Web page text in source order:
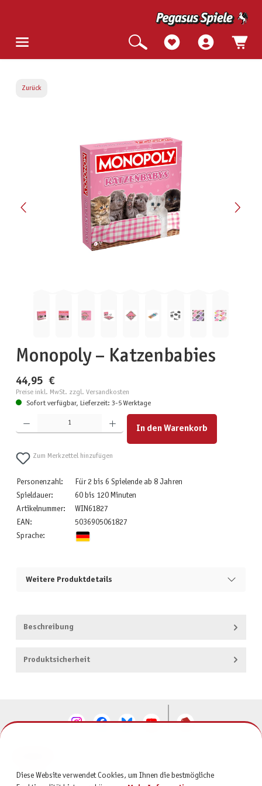
Zurück
Monopoly – Katzenbabies
44,95 €
Preise inkl. MwSt. zzgl. Versandkosten
Sofort verfügbar, Lieferzeit: 3-5 Werktage
Produkt Anzahl: Gib den gewünschten Wert ein oder benutze die Schaltflächen um die Anzahl zu
In den Warenkorb
Zum Merkzettel hinzufügen
Personenzahl:
Für 2 bis 6 Spielende ab 8 Jahren
Spieldauer:
60 bis 120 Minuten
Artikelnummer:
WIN61827
EAN:
5036905061827
Sprache:
Weitere Produktdetails
Beschreibung
Produktsicherheit
SERVICE
Diese Website verwendet Cookies, um Ihnen die bestmögliche